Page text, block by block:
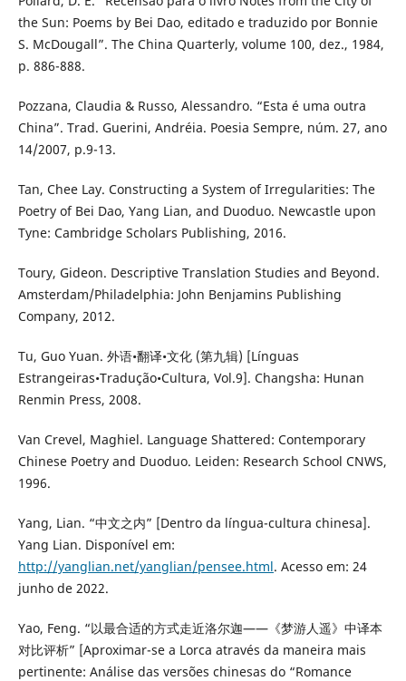
the Sun: Poems by Bei Dao, editado e traduzido por Bonnie
S. McDougall”. The China Quarterly, volume 100, dez., 1984,
p. 886-888.
Pozzana, Claudia & Russo, Alessandro. “Esta é uma outra
China”. Trad. Guerini, Andréia. Poesia Sempre, núm. 27, ano
14/2007, p.9-13.
Tan, Chee Lay. Constructing a System of Irregularities: The
Poetry of Bei Dao, Yang Lian, and Duoduo. Newcastle upon
Tyne: Cambridge Scholars Publishing, 2016.
Toury, Gideon. Descriptive Translation Studies and Beyond.
Amsterdam/Philadelphia: John Benjamins Publishing
Company, 2012.
Tu, Guo Yuan. 外语•翻译•文化 (第九辑) [Línguas
Estrangeiras•Tradução•Cultura, Vol.9]. Changsha: Hunan
Renmin Press, 2008.
Van Crevel, Maghiel. Language Shattered: Contemporary
Chinese Poetry and Duoduo. Leiden: Research School CNWS,
1996.
Yang, Lian. “中文之内” [Dentro da língua-cultura chinesa].
Yang Lian. Disponível em:
http://yanglian.net/yanglian/pensee.html. Acesso em: 24
junho de 2022.
Yao, Feng. “以最合适的方式走近洛尔迦——《梦游人遥》中译本
对比评析” [Aproximar-se a Lorca através da maneira mais
pertinente: Análise das versões chinesas do “Romance